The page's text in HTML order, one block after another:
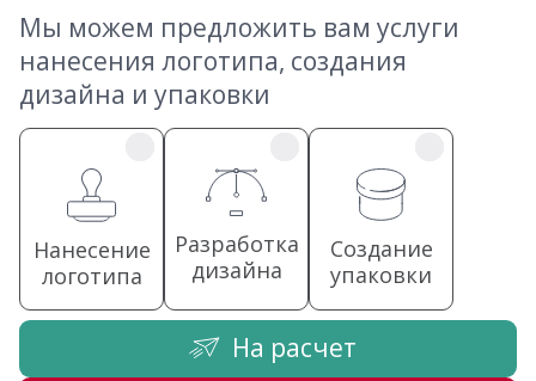
Мы можем предложить вам услуги
нанесения логотипа, создания
дизайна и упаковки
Нанесение
логотипа
Разработка
дизайна
Создание
упаковки
На расчет